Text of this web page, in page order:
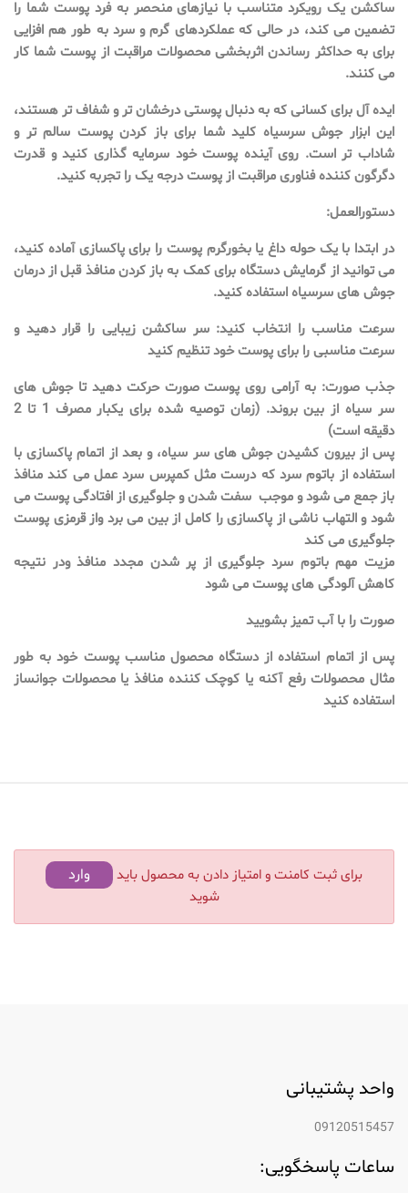
ساکشن یک رویکرد متناسب با نیازهای منحصر به فرد پوست شما را
تضمین می کند، در حالی که عملکردهای گرم و سرد به طور هم افزایی
برای به حداکثر رساندن اثربخشی محصولات مراقبت از پوست شما کار
می کنند.
ایده آل برای کسانی که به دنبال پوستی درخشان تر و شفاف تر هستند،
این ابزار جوش سرسیاه کلید شما برای باز کردن پوست سالم تر و
شاداب تر است. روی آینده پوست خود سرمایه گذاری کنید و قدرت
دگرگون کننده فناوری مراقبت از پوست درجه یک را تجربه کنید.
دستورالعمل:
در ابتدا با یک حوله داغ یا بخورگرم پوست را برای پاکسازی آماده کنید،
می توانید از گرمایش دستگاه برای کمک به باز کردن منافذ قبل از درمان
جوش های سرسیاه استفاده کنید.
سرعت مناسب را انتخاب کنید: سر ساکشن زیبایی را قرار دهید و
سرعت مناسبی را برای پوست خود تنظیم کنید
جذب صورت: به آرامی روی پوست صورت حرکت دهید تا جوش های
سر سیاه از بین بروند. (زمان توصیه شده برای یکبار مصرف 1 تا 2
دقیقه است)
پس از بیرون کشیدن جوش های سر سیاه، و بعد از اتمام پاکسازی با
استفاده از باتوم سرد که درست مثل کمپرس سرد عمل می کند منافذ
باز جمع می شود و موجب سفت شدن و جلوگیری از افتادگی پوست می
شود و التهاب ناشی از پاکسازی را کامل از بین می برد واز قرمزی پوست
جلوگیری می کند
مزیت مهم باتوم سرد جلوگیری از پر شدن مجدد منافذ ودر نتیجه
کاهش آلودگی های پوست می شود
صورت را با آب تمیز بشویید
پس از اتمام استفاده از دستگاه محصول مناسب پوست خود به طور
مثال محصولات رفع آکنه یا کوچک کننده منافذ یا محصولات جوانساز
استفاده کنید
برای ثبت کامنت و امتیاز دادن به محصول باید وارد
شوید
واحد پشتیبانی
09120515457
ساعات پاسخگویی: